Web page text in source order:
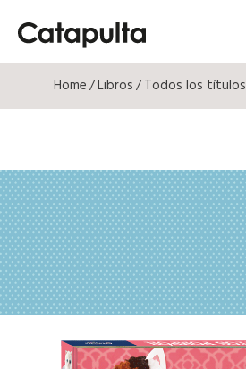
Home/Libros/Todos los títulos